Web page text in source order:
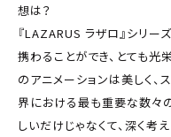
想は？
『LAZARUS ラザロ』シリー
携わることができ、とても光
のアニメーションは美しく、
界における最も重要な数々
しいだけじゃなくて、深く